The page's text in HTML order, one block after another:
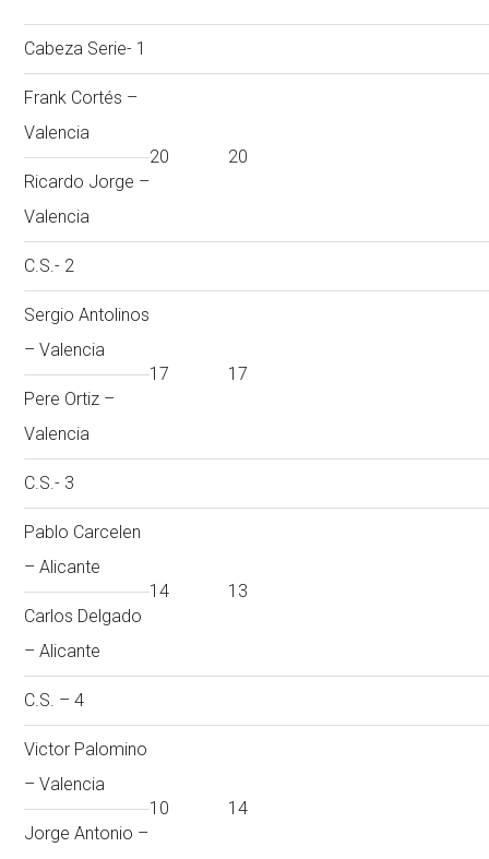
Cabeza Serie- 1
Frank Cortés –
Valencia
20
20
Ricardo Jorge –
Valencia
C.S.- 2
Sergio Antolinos
– Valencia
17
17
Pere Ortiz –
Valencia
C.S.- 3
Pablo Carcelen
– Alicante
14
13
Carlos Delgado
– Alicante
C.S. – 4
Victor Palomino
– Valencia
10
14
Jorge Antonio –